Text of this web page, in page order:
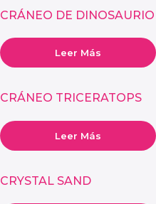
CRÁNEO DE DINOSAURIO
Leer Más
CRÁNEO TRICERATOPS
Leer Más
CRYSTAL SAND